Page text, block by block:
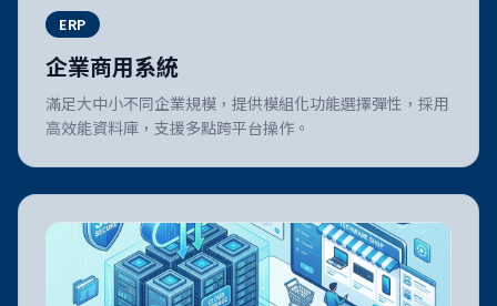
ERP
企業商用系統
滿足大中小不同企業規模，提供模組化功能選擇彈性，採用
高效能資料庫，支援多點跨平台操作。